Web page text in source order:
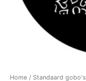
Home / Standaard gobo's